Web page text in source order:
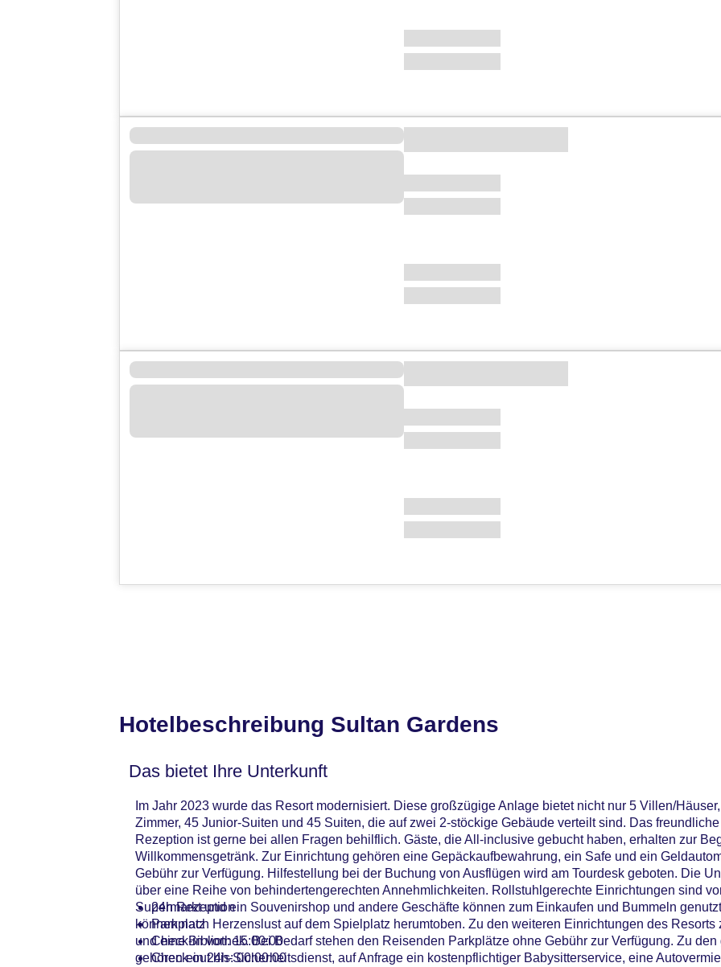
Hotelbeschreibung Sultan Gardens
Das bietet Ihre Unterkunft
Im Jahr 2023 wurde das Resort modernisiert. Diese großzügige Anlage bietet nicht nur 5 Villen/
Zimmer, 45 Junior-Suiten und 45 Suiten, die auf zwei 2-stöckige Gebäude verteilt sind. Das
Rezeption ist gerne bei allen Fragen behilflich. Gäste, die All-inclusive gebucht haben, erhalten zur
Willkommensgetränk. Zur Einrichtung gehören eine Gepäckaufbewahrung, ein Safe und ein
Gebühr zur Verfügung. Hilfestellung bei der Buchung von Ausflügen wird am Tourdesk geboten. Die
über eine Reihe von behindertengerechten Annehmlichkeiten. Rollstuhlgerechte Einrichtungen sind
Supermarkt und ein Souvenirshop und andere Geschäfte können zum Einkaufen und Bummeln
können nach Herzenslust auf dem Spielplatz herumtoben. Zu den weiteren Einrichtungen des
und eine Bibliothek. Bei Bedarf stehen den Reisenden Parkplätze ohne Gebühr zur Verfügung. Zu
gehören ein 24h-Sicherheitsdienst, auf Anfrage ein kostenpflichtiger Babysitterservice, eine
24h Rezeption
Parkplatz
Check-in von: 15:00:00
Check-out bis: 00:00:00